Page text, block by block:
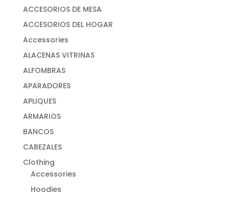
ACCESORIOS DE MESA
ACCESORIOS DEL HOGAR
Accessories
ALACENAS VITRINAS
ALFOMBRAS
APARADORES
APLIQUES
ARMARIOS
BANCOS
CABEZALES
Clothing
Accessories
Hoodies